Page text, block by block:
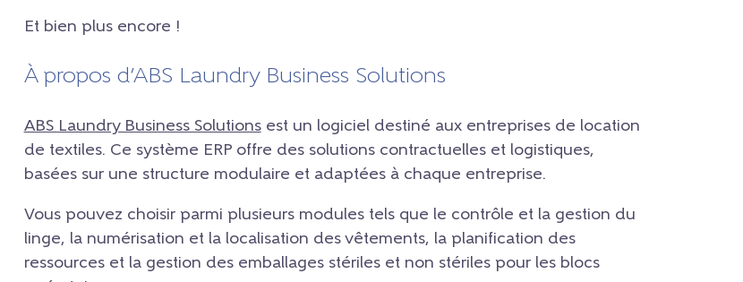
Et bien plus encore !
À propos d’ABS Laundry Business Solutions
ABS Laundry Business Solutionsest un logiciel destiné aux entreprises de location
de textiles. Ce système ERP offre des solutions contractuelles et logistiques,
basées sur une structure modulaire et adaptées à chaque entreprise.
Vous pouvez choisir parmi plusieurs modules tels que le contrôle et la gestion du
linge, la numérisation et la localisation des vêtements, la planification des
ressources et la gestion des emballages stériles et non stériles pour les blocs